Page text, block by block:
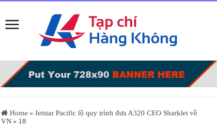
Home » Jetstar Pacific lộ quy trình đưa A320 CEO Sharklet về
VN » 18